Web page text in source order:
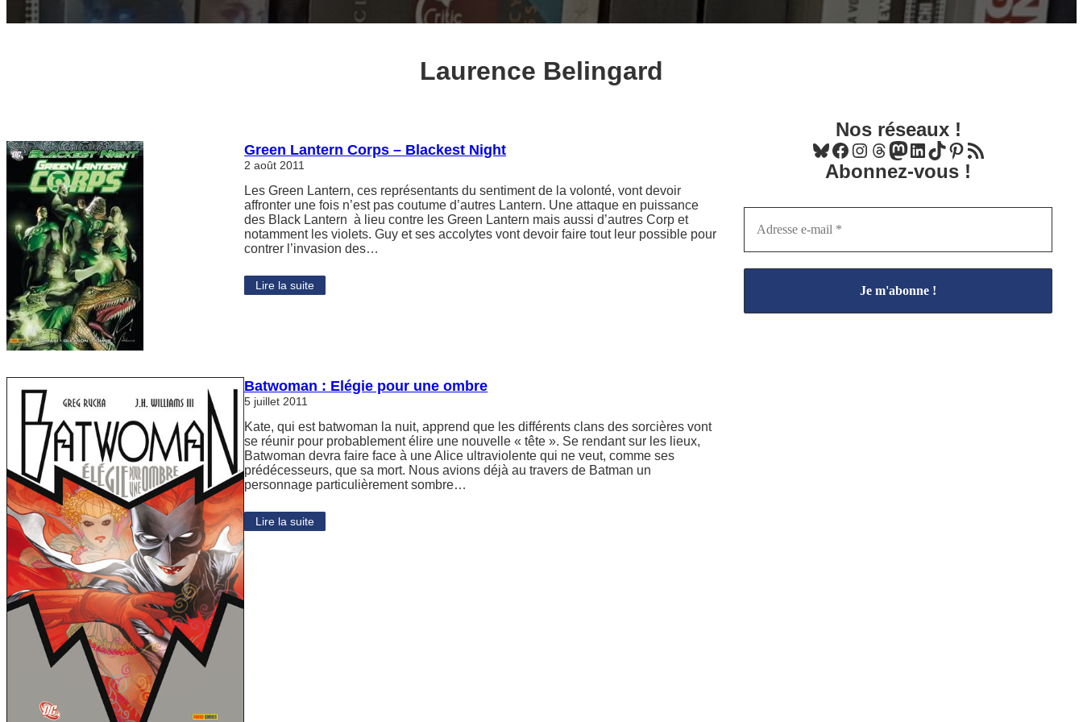
Laurence Belingard
Green Lantern Corps – Blackest Night
2 août 2011
Les Green Lantern, ces représentants du sentiment de la volonté, vont devoir
affronter une fois n’est pas coutume d’autres Lantern. Une attaque en puissance
des Black Lantern à lieu contre les Green Lantern mais aussi d’autres Corp et
notamment les violets. Guy et ses accolytes vont devoir faire tout leur possible pour
contrer l’invasion des…
Lire la suite
Batwoman : Elégie pour une ombre
5 juillet 2011
Kate, qui est batwoman la nuit, apprend que les différents clans des sorcières vont
se réunir pour probablement élire une nouvelle « tête ». Se rendant sur les lieux,
Batwoman devra faire face à une Alice ultraviolente qui ne veut, comme ses
prédécesseurs, que sa mort. Nous avions déjà au travers de Batman un
personnage particulièrement sombre…
Lire la suite
Nos réseaux !
Bluesky Facebook Instagram Threads Mastodon LinkedIn TikTok Pinterest
Flux RSS
Abonnez-vous !